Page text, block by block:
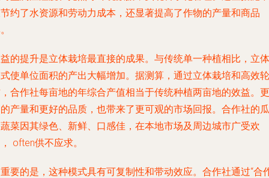
约了水资源和劳动力成本，还显著提高了作物的产量和商品
的提升是立体栽培最直接的成果。与传统单一种植相比，立体
使单位面积的产出大幅增加。据测算，通过立体栽培和高效轮
合作社每亩地的年综合产值相当于传统种植两亩地的效益。更
产量和更好的品质，也带来了更可观的市场回报。合作社的瓜
菜因其绿色、新鲜、口感佳，在本地市场及周边城市广受欢
often供不应求。
要的是，这种模式具有可复制性和带动效应。合作社通过“合